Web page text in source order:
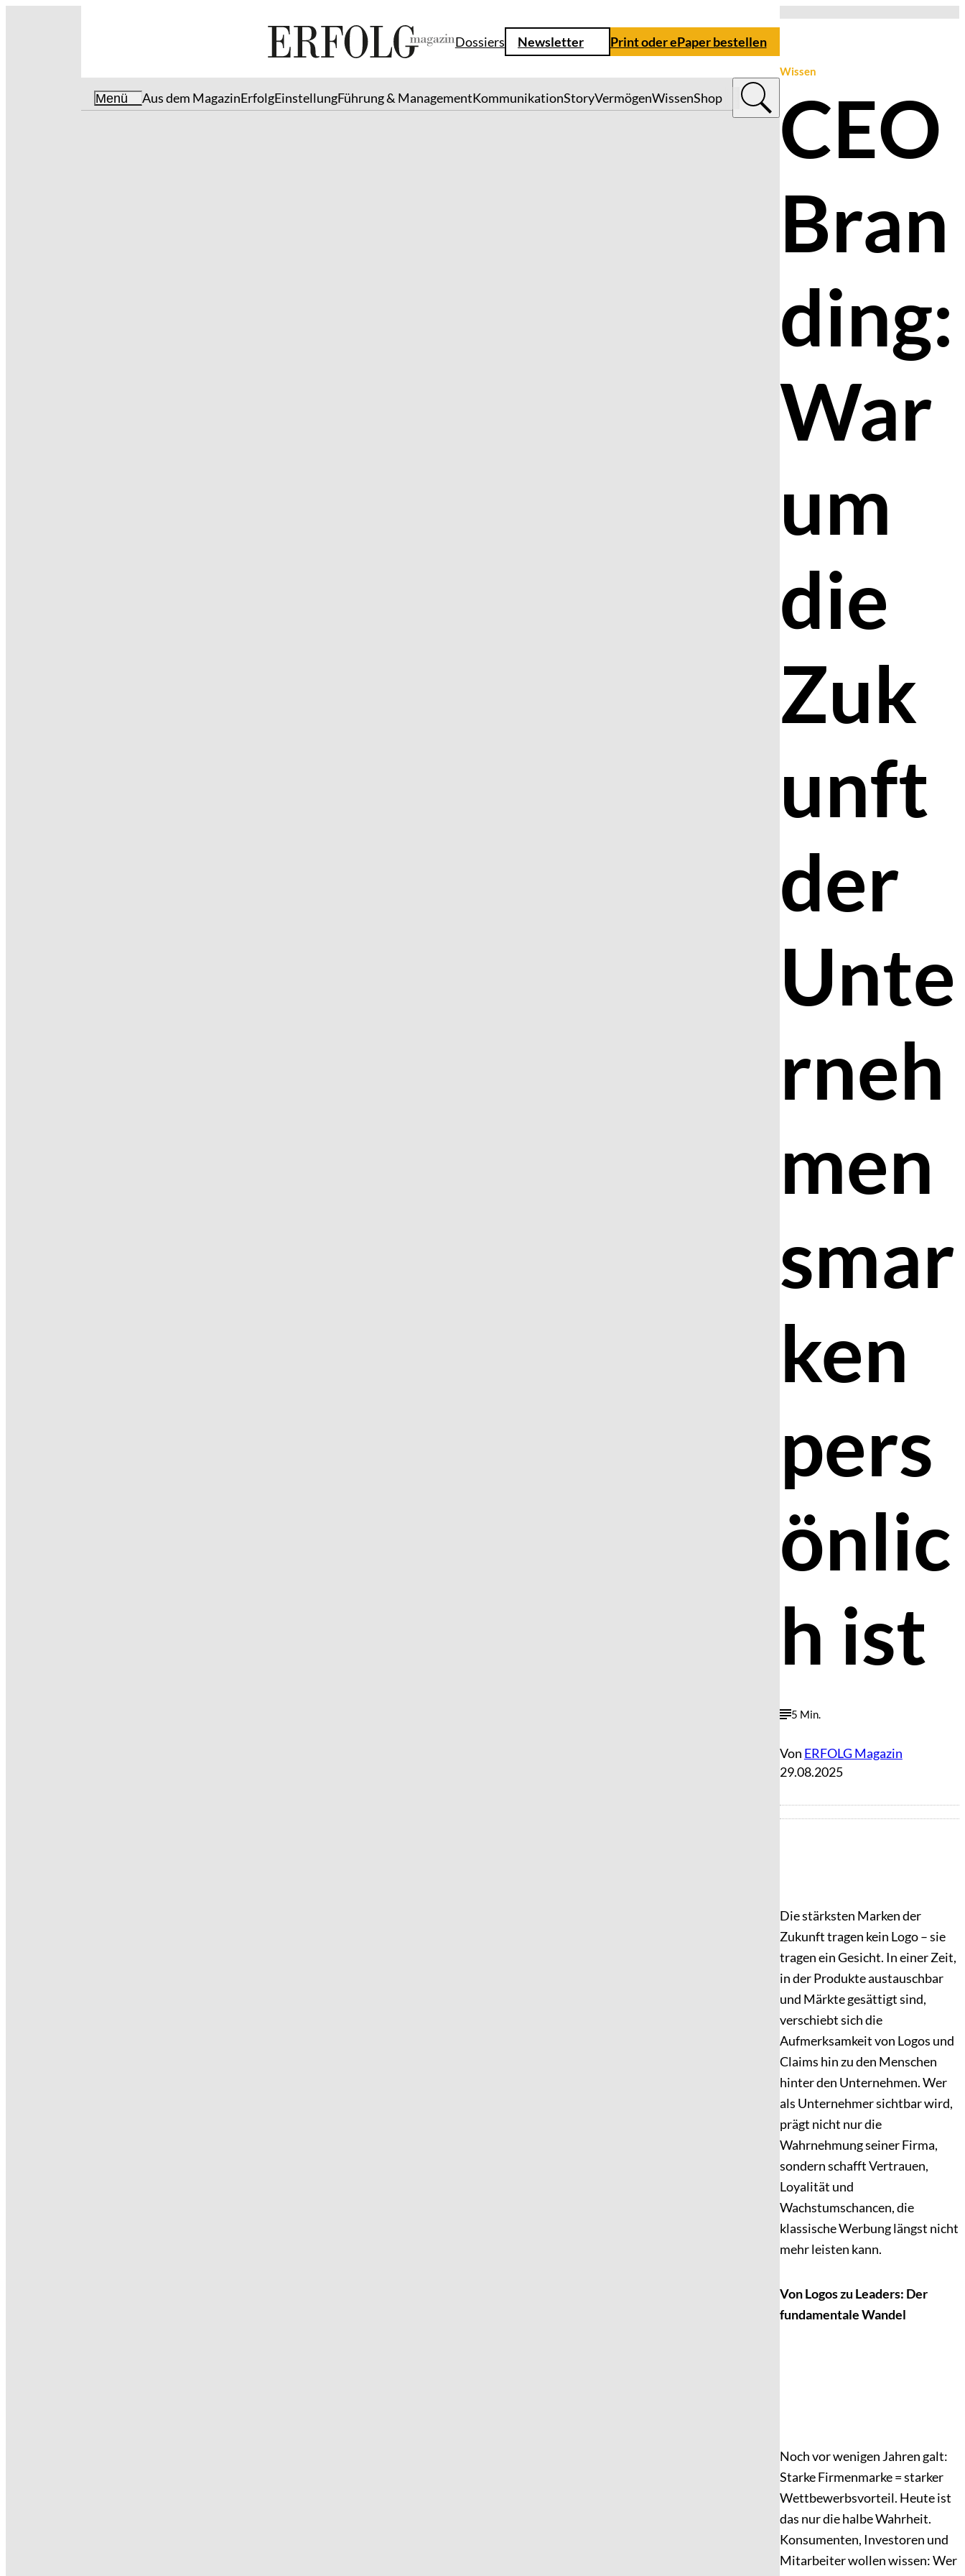
Dossiers Newsletter Print oder ePaper bestellen
Menü Aus dem MagazinErfolgEinstellungFührung & ManagementKommunikationStoryVermögenWissenShop
Wissen
CEO
Bran
ding:
War
um
die
Zuk
unft
der
Unte
rneh
men
smar
ken
pers
önlic
h ist
5 Min.
Von ERFOLG Magazin
29.08.2025
Die stärksten Marken der
Zukunft tragen kein Logo – sie
tragen ein Gesicht. In einer Zeit,
in der Produkte austauschbar
und Märkte gesättigt sind,
verschiebt sich die
Aufmerksamkeit von Logos und
Claims hin zu den Menschen
hinter den Unternehmen. Wer
als Unternehmer sichtbar wird,
prägt nicht nur die
Wahrnehmung seiner Firma,
sondern schafft Vertrauen,
Loyalität und
Wachstumschancen, die
klassische Werbung längst nicht
mehr leisten kann.
Von Logos zu Leaders: Der
fundamentale Wandel
Noch vor wenigen Jahren galt:
Starke Firmenmarke = starker
Wettbewerbsvorteil. Heute ist
das nur die halbe Wahrheit.
Konsumenten, Investoren und
Mitarbeiter wollen wissen: Wer